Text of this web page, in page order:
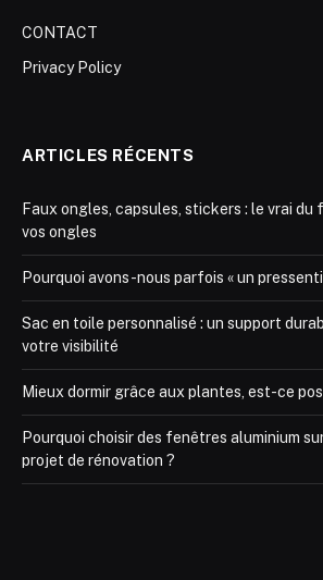
CONTACT
Privacy Policy
ARTICLES RÉCENTS
Faux ongles, capsules, stickers : le vrai du
vos ongles
Pourquoi avons-nous parfois « un
Sac en toile personnalisé : un support
votre visibilité
Mieux dormir grâce aux plantes, est-ce
Pourquoi choisir des fenêtres aluminium
projet de rénovation ?